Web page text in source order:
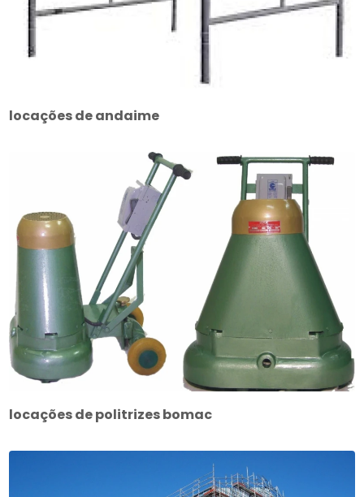
locações de andaime
locações de politrizes bomac